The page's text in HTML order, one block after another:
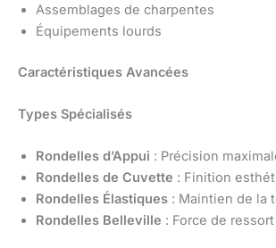
Assemblages de charpentes
Équipements lourds
Caractéristiques Avancées
Types Spécialisés
Rondelles d’Appui : Précision
Rondelles de Cuvette : Finition
Rondelles Élastiques : Maintien de la
Rondelles Belleville : Force de